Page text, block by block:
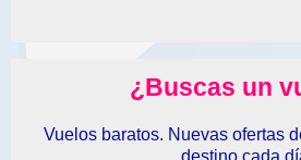
¿Buscas un
Vuelos baratos. Nuevas ofertas